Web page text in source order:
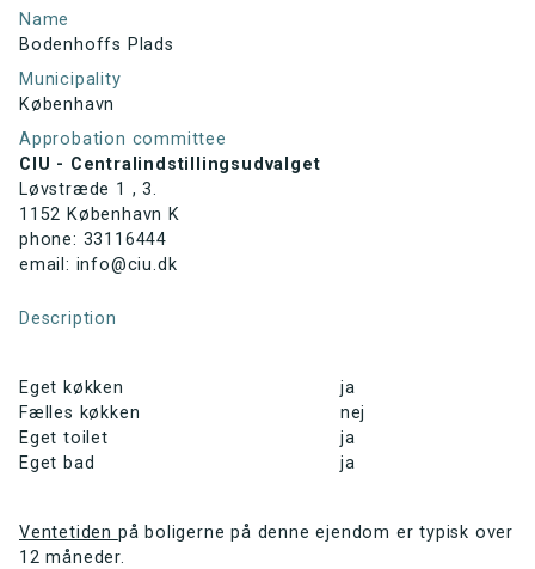
Name
Bodenhoffs Plads
Municipality
København
Approbation committee
CIU - Centralindstillingsudvalget
Løvstræde 1 , 3.
1152 København K
phone: 33116444
email: info@ciu.dk
Description
Eget køkken
ja
Fælles køkken
nej
Eget toilet
ja
Eget bad
ja
Ventetiden på boligerne på denne ejendom er typisk over
12 måneder.